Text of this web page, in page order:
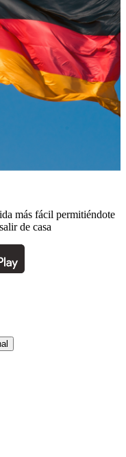
más fácil permitiéndote
de casa